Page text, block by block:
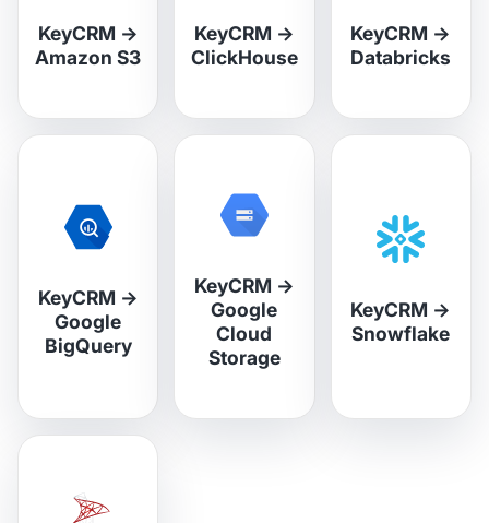
KeyCRM →
Amazon S3
KeyCRM →
ClickHouse
KeyCRM →
Databricks
KeyCRM →
Google
BigQuery
KeyCRM →
Google
Cloud
Storage
KeyCRM →
Snowflake